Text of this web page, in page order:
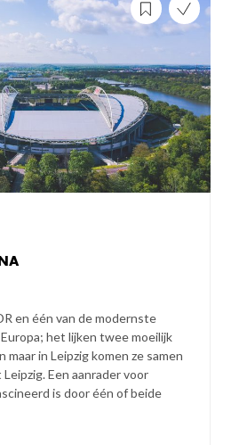
en één van de modernste
het lijken twee moeilijk
maar in Leipzig komen ze samen
Een aanrader voor
is door één of beide